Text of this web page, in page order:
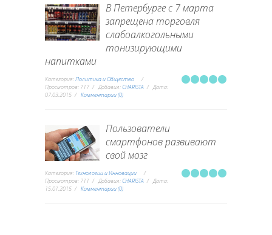
В Петербурге с 7 марта
запрещена торговля
слабоалкогольными
тонизирующими
напитками
Категория:Политика и Общество
Просмотров: 717 Добавил:CHARISTA
Дата:
07.03.2015
Комментарии (0)
Пользователи
смартфонов развивают
свой мозг
Категория: Технологии и Инновации
Просмотров: 711 Добавил:CHARISTA
Дата:
15.01.2015
Комментарии (0)